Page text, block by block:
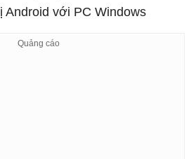
Android với PC Windows